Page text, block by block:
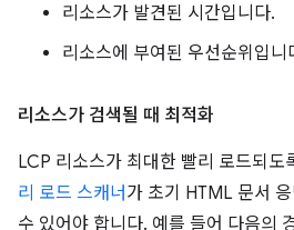
리소스가 발견된 시간입니다.
리소스에 부여된 우선순위입니
리소스가 검색될 때 최적화
LCP 리소스가 최대한 빨리 로드되도
리 로드 스캐너가 초기 HTML 문서
수 있어야 합니다. 예를 들어 다음의